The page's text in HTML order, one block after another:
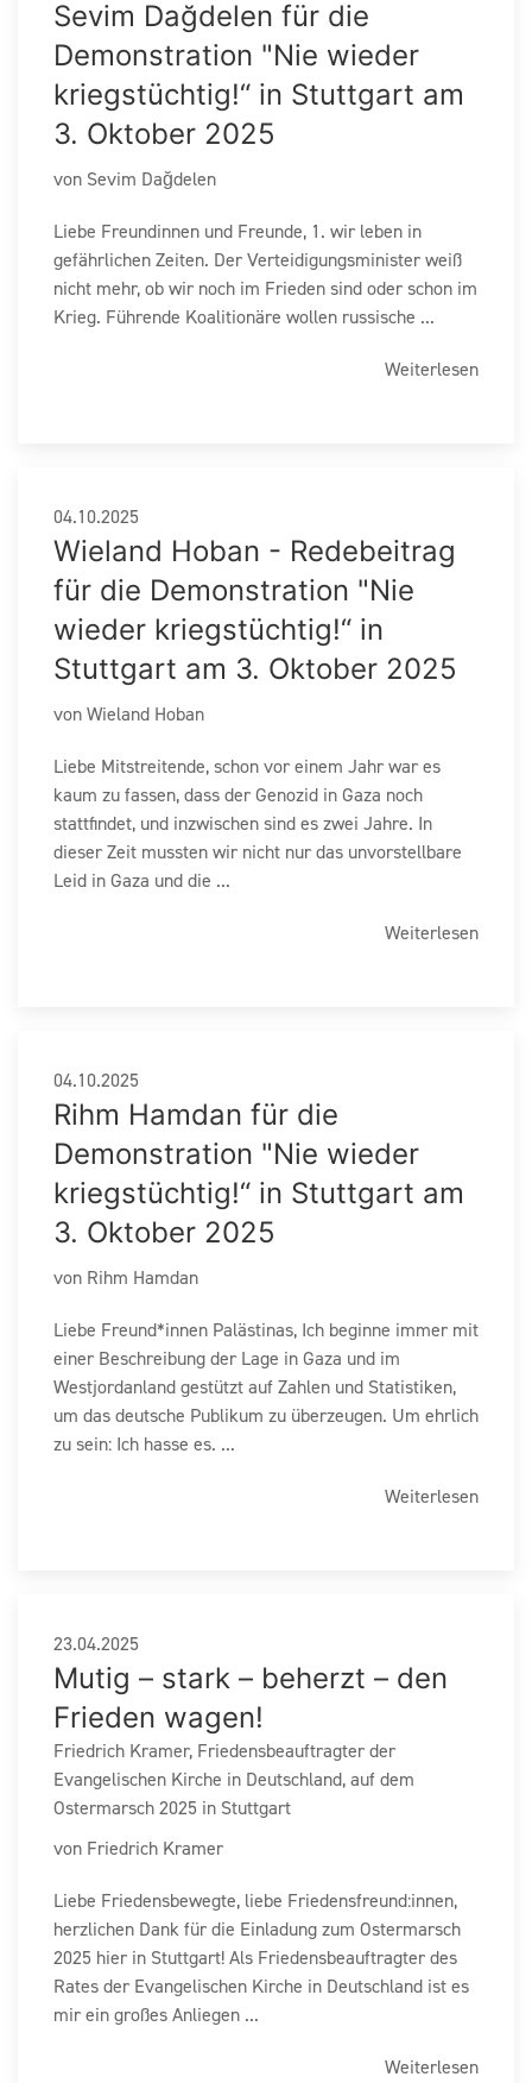
Sevim Dağdelen für die
Demonstration "Nie wieder
kriegstüchtig!“ in Stuttgart am
3. Oktober 2025
von Sevim Dağdelen
Liebe Freundinnen und Freunde, 1. wir leben in
gefährlichen Zeiten. Der Verteidigungsminister weiß
nicht mehr, ob wir noch im Frieden sind oder schon im
Krieg. Führende Koalitionäre wollen russische ...
Weiterlesen
04.10.2025
Wieland Hoban - Redebeitrag
für die Demonstration "Nie
wieder kriegstüchtig!“ in
Stuttgart am 3. Oktober 2025
von Wieland Hoban
Liebe Mitstreitende, schon vor einem Jahr war es
kaum zu fassen, dass der Genozid in Gaza noch
stattfindet, und inzwischen sind es zwei Jahre. In
dieser Zeit mussten wir nicht nur das unvorstellbare
Leid in Gaza und die ...
Weiterlesen
04.10.2025
Rihm Hamdan für die
Demonstration "Nie wieder
kriegstüchtig!“ in Stuttgart am
3. Oktober 2025
von Rihm Hamdan
Liebe Freund*innen Palästinas, Ich beginne immer mit
einer Beschreibung der Lage in Gaza und im
Westjordanland gestützt auf Zahlen und Statistiken,
um das deutsche Publikum zu überzeugen. Um ehrlich
zu sein: Ich hasse es. ...
Weiterlesen
23.04.2025
Mutig – stark – beherzt – den
Frieden wagen!
Friedrich Kramer, Friedensbeauftragter der
Evangelischen Kirche in Deutschland, auf dem
Ostermarsch 2025 in Stuttgart
von Friedrich Kramer
Liebe Friedensbewegte, liebe Friedensfreund:innen,
herzlichen Dank für die Einladung zum Ostermarsch
2025 hier in Stuttgart! Als Friedensbeauftragter des
Rates der Evangelischen Kirche in Deutschland ist es
mir ein großes Anliegen ...
Weiterlesen